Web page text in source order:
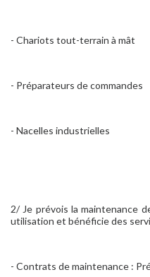
- Chariots tout-terrain à mât
- Préparateurs de commandes
- Nacelles industrielles
2/ Je prévois la maintenance
utilisation et bénéficie des
- Contrats de maintenance :